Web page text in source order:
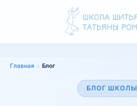
Главная Блог
БЛОГ ШКОЛЫ